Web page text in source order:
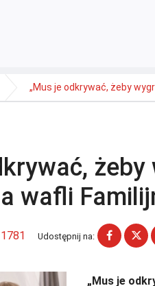
„Mus je odkrywać, żeby
wafli
1781 Udostępnij na:
„Mus je